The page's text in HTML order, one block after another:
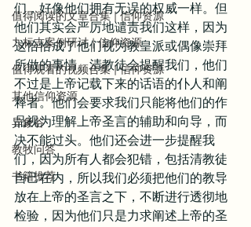
值得阅读的文章合集 | 信仰资源
九标志案例研讨 | 信仰资源
值得观看的视频合集 | 信仰资源
其他信仰资源
异象谷
教牧问答
书籍推荐
们，好像他们拥有无误的权威一样。但
他们其实会严厉地谴责我们这样，因为
这恰恰成了他们视为教皇派或偶像崇拜
所做的事情。清教徒会提醒我们，他们
不过是上帝记载下来的话语的仆人和阐
释者。他们会要求我们只能将他们的作
品视为理解上帝圣言的辅助和向导，而
决不能过头。他们还会进一步提醒我
们，因为所有人都会犯错，包括清教徒
自己在内，所以我们必须把他们的教导
放在上帝的圣言之下，不断进行透彻地
检验，因为他们只是力求阐述上帝的圣